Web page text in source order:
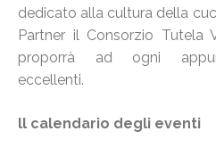
dedicato alla cultura della
Partner il Consorzio Tutela
proporrà ad ogni
eccellenti.
ll calendario degli eventi